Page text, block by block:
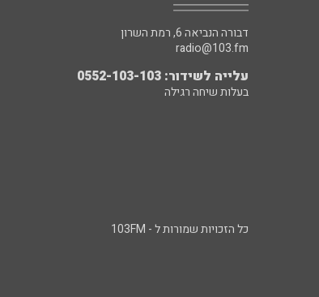
דבורה הנביאה 6, רמת השרון
radio@103.fm
עלייה לשידור: 0552-103-103
בעלות שיחה רגילה
כל הזכויות שמורות ל - 103FM